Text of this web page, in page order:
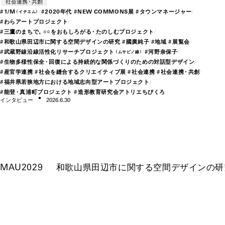
#1/M （イチエム） #2020年代 #NEW COMMONS展 #タウンマネージャー
#わら アー トプロジェクト
#三鷹のまちで、​ ○○をおもしろがる・ たのしむプロジェクト
#和歌山県田辺市に関する空間デザインの研究 # 國廣純子 #地域 # 展覧会
#武蔵野線沿線活性化リ サーチプロジェクト （ムサビノ線） #河野奈保子
#生物多様性保全・ 回復による持続的な関係づくりのための対話型デザイン
#産官学連携 #社会を縫合するクリエイティブ展 #社会連携 #社会連携・ 共創
#福井県若狭地方における地域志向型アー トプロジェクト
#能登・真浦町プロジェクト #造形教育研究会アトリエちびくろ
インタビ ュー 2026.6.30
MAU2029 和歌山県田辺市に関する空間デザインの